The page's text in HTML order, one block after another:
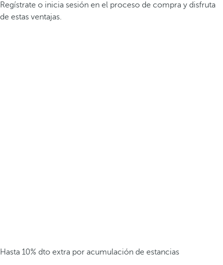
Regístrate o inicia sesión en el proceso de compra y disfruta
de estas ventajas.
Hasta 10% dto extra por acumulación de estancias